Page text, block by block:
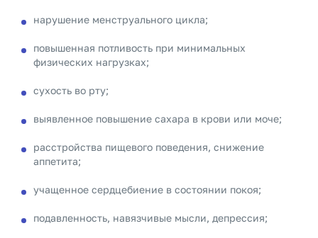
нарушение менструального цикла;
повышенная потливость при минимальных
физических нагрузках;
сухость во рту;
выявленное повышение сахара в крови или моче;
расстройства пищевого поведения, снижение
аппетита;
учащенное сердцебиение в состоянии покоя;
подавленность, навязчивые мысли, депрессия;